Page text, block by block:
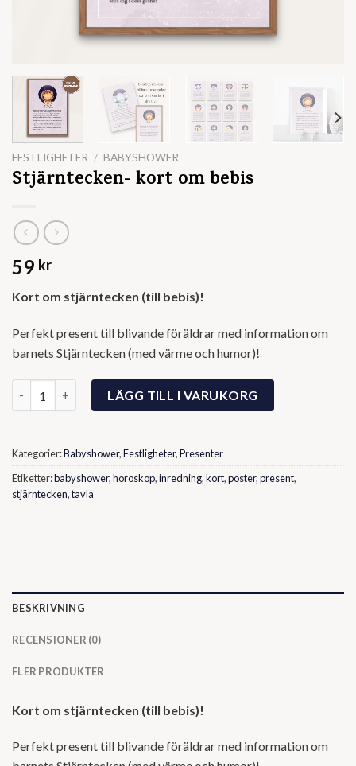
FESTLIGHETER / BABYSHOWER
Stjärntecken- kort om bebis
59 kr
Kort om stjärntecken (till bebis)!
Perfekt present till blivande föräldrar med information om
barnets Stjärntecken (med värme och humor)!
Stjärntecken- kort om bebis mängd
LÄGG TILL I VARUKORG
Kategorier:Babyshower,Festligheter,Presenter
Etiketter:babyshower,horoskop,inredning,kort,poster,present,
stjärntecken,tavla
BESKRIVNING
RECENSIONER (0)
FLER PRODUKTER
Kort om stjärntecken (till bebis)!
Perfekt present till blivande föräldrar med information om